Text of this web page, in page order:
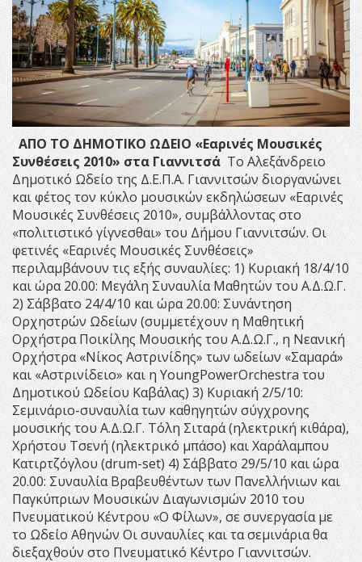
ΑΠΟ ΤΟ ΔΗΜΟΤΙΚΟ ΩΔΕΙΟ «Εαρινές Μουσικές
Συνθέσεις 2010»στα Γιαννιτσά Το Αλεξάνδρειο
Δημοτικό Ωδείο της Δ.Ε.Π.Α. Γιαννιτσών διοργανώνει
και φέτος τον κύκλο μουσικών εκδηλώσεων «Εαρινές
Μουσικές Συνθέσεις 2010», συμβάλλοντας στο
«πολιτιστικό γίγνεσθαι» του Δήμου Γιαννιτσών. Οι
φετινές «Εαρινές Μουσικές Συνθέσεις»
περιλαμβάνουν τις εξής συναυλίες: 1) Κυριακή 18/4/10
και ώρα 20.00: Μεγάλη Συναυλία Μαθητών του Α.Δ.Ω.Γ.
2) Σάββατο 24/4/10 και ώρα 20.00: Συνάντηση
Ορχηστρών Ωδείων (συμμετέχουν η Μαθητική
Ορχήστρα Ποικίλης Μουσικής του Α.Δ.Ω.Γ., η Νεανική
Ορχήστρα «Νίκος Αστρινίδης» των ωδείων «Σαμαρά»
και «Αστρινίδειο» και η YoungPowerOrchestra του
Δημοτικού Ωδείου Καβάλας) 3) Κυριακή 2/5/10:
Σεμινάριο-συναυλία των καθηγητών σύγχρονης
μουσικής του Α.Δ.Ω.Γ. Τόλη Σιταρά (ηλεκτρική κιθάρα),
Χρήστου Τσενή (ηλεκτρικό μπάσο) και Χαράλαμπου
Κατιρτζόγλου (drum-set) 4) Σάββατο 29/5/10 και ώρα
20.00: Συναυλία Βραβευθέντων των Πανελλήνιων και
Παγκύπριων Μουσικών Διαγωνισμών 2010 του
Πνευματικού Κέντρου «Ο Φίλων», σε συνεργασία με
το Ωδείο Αθηνών Οι συναυλίες και τα σεμινάρια θα
διεξαχθούν στο Πνευματικό Κέντρο Γιαννιτσών.